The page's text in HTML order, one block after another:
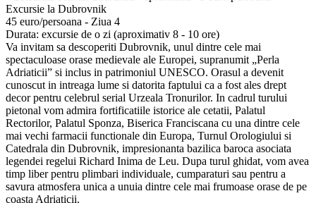
Excursie la Dubrovnik
45 euro/persoana - Ziua 4
Durata: excursie de o zi (aproximativ 8 - 10 ore)
Va invitam sa descoperiti Dubrovnik, unul dintre cele mai
spectaculoase orase medievale ale Europei, supranumit „Perla
Adriaticii” si inclus in patrimoniul UNESCO. Orasul a devenit
cunoscut in intreaga lume si datorita faptului ca a fost ales drept
decor pentru celebrul serial Urzeala Tronurilor. In cadrul turului
pietonal vom admira fortificatiile istorice ale cetatii, Palatul
Rectorilor, Palatul Sponza, Biserica Franciscana cu una dintre cele
mai vechi farmacii functionale din Europa, Turnul Orologiului si
Catedrala din Dubrovnik, impresionanta bazilica baroca asociata
legendei regelui Richard Inima de Leu. Dupa turul ghidat, vom avea
timp liber pentru plimbari individuale, cumparaturi sau pentru a
savura atmosfera unica a unuia dintre cele mai frumoase orase de pe
coasta Adriaticii.